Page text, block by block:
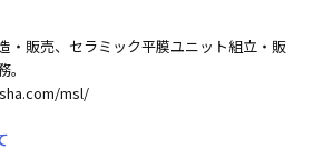
・販売、セラミック平膜ユニット組立・販
msl/